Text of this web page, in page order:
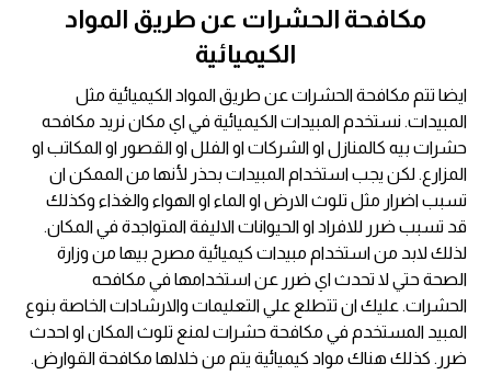
مكافحة الحشرات عن طريق المواد
الكيميائية
ايضا تتم مكافحة الحشرات عن طريق المواد الكيميائية مثل
المبيدات. نستخدم المبيدات الكيميائية في اي مكان نريد مكافحه
حشرات بيه كالمنازل او الشركات او الفلل او القصور او المكاتب او
المزارع. لكن يجب استخدام المبيدات بحذر لأنها من الممكن ان
تسبب اضرار مثل تلوث الارض او الماء او الهواء والغذاء وكذلك
قد تسبب ضرر للافراد او الحيوانات الاليفة المتواجدة في المكان.
لذلك لابد من استخدام مبيدات كيميائية مصرح بيها من وزارة
الصحة حتي لا تحدث اي ضرر عن استخدامها في مكافحه
الحشرات. عليك ان تتطلع علي التعليمات والارشادات الخاصة بنوع
المبيد المستخدم في مكافحة حشرات لمنع تلوث المكان او احدث
ضرر. كذلك هناك مواد كيميائية يتم من خلالها مكافحة القوارض.